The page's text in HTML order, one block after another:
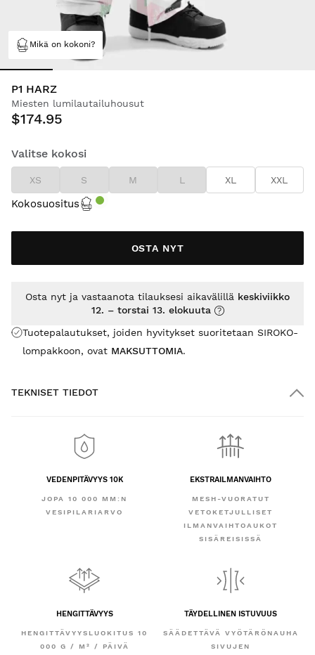
Mikä on kokoni?
P1 HARZ
Miesten lumilautailuhousut
$174.95
Valitse kokosi
XS S M L XL XXL
Kokosuositus
OSTA NYT
Tuotepalautukset, joiden hyvitykset suoritetaan SIROKO-
lompakkoon, ovat MAKSUTTOMIA.
Osta nyt ja vastaanota tilauksesi aikavälillä keskiviikko
12. – torstai 13. elokuuta
TEKNISET TIEDOT
VEDENPITÄVYYS 10K
JOPA 10 000 MM:N
VESIPILARIARVO
EKSTRAILMANVAIHTO
MESH-VUORATUT
VETOKETJULLISET
ILMANVAIHTOAUKOT
SISÄREISISSÄ
HENGITTÄVYYS
HENGITTÄVYYSLUOKITUS 10
000 G / M² / PÄIVÄ
TÄYDELLINEN ISTUVUUS
SÄÄDETTÄVÄ VYÖTÄRÖNAUHA
SIVUJEN